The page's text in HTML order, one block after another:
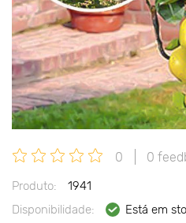
0 0
Produto:
1941
Disponibilidade:
Está em